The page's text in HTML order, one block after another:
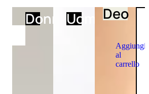
DonnaUomoDeo
Aggiungi
al
carrello